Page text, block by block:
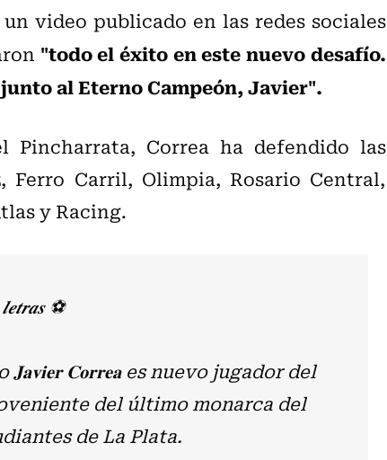
video publicado en las redes sociales
"todo el éxito en este nuevo desafío.
al Eterno Campeón, Javier".
Pincharrata, Correa ha defendido las
Ferro Carril, Olimpia, Rosario Central,
y Racing.
⚽️
𝐂𝐨𝐫𝐫𝐞𝐚 es nuevo jugador del
del último monarca del
de La Plata.